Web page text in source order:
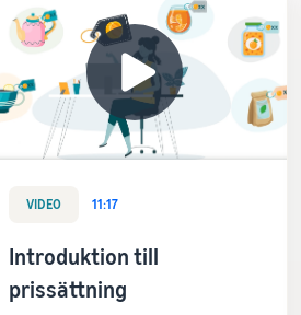
VIDEO 11:17
Introduktion till
prissättning